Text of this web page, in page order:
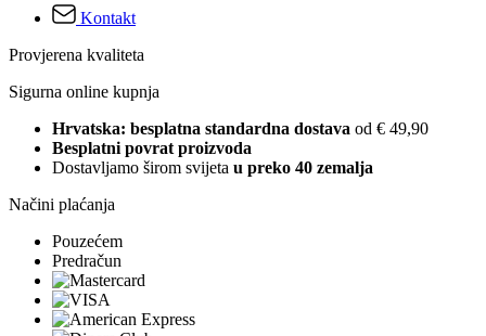
Kontakt
Provjerena kvaliteta
Sigurna online kupnja
Hrvatska: besplatna standardna dostava od € 49,90
Besplatni povrat proizvoda
Dostavljamo širom svijeta u preko 40 zemalja
Načini plaćanja
Pouzećem
Predračun